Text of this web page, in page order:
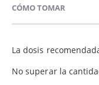
CÓMO TOMAR
La dosis
No superar la